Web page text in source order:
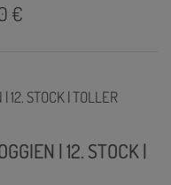
€
| 12. STOCK |